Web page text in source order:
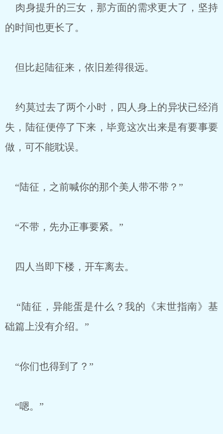
肉身提升的三女，那方面的需求更大了，坚持
的时间也更长了。
但比起陆征来，依旧差得很远。
约莫过去了两个小时，四人身上的异状已经消
失，陆征便停了下来，毕竟这次出来是有要事要
做，可不能耽误。
“陆征，之前喊你的那个美人带不带？”
“不带，先办正事要紧。”
四人当即下楼，开车离去。
“陆征，异能蛋是什么？我的《末世指南》基
础篇上没有介绍。”
“你们也得到了？”
“嗯。”